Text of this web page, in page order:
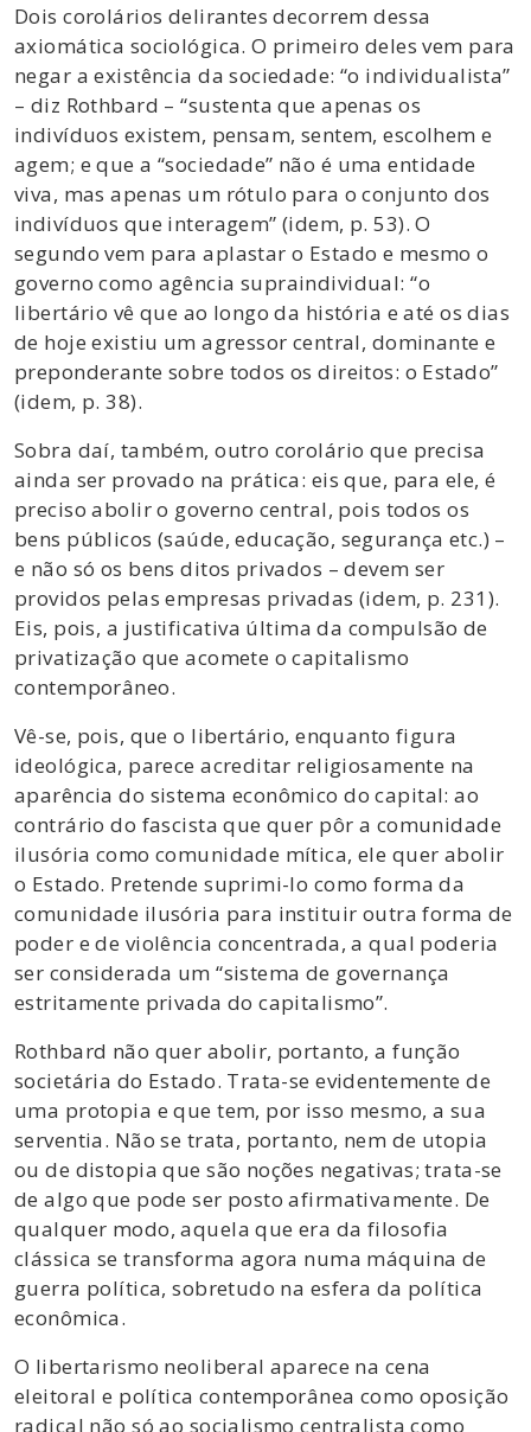
Dois corolários delirantes decorrem dessa
axiomática sociológica. O primeiro deles vem para
negar a existência da sociedade: “o individualista”
– diz Rothbard – “sustenta que apenas os
indivíduos existem, pensam, sentem, escolhem e
agem; e que a “sociedade” não é uma entidade
viva, mas apenas um rótulo para o conjunto dos
indivíduos que interagem” (idem, p. 53). O
segundo vem para aplastar o Estado e mesmo o
governo como agência supraindividual: “o
libertário vê que ao longo da história e até os dias
de hoje existiu um agressor central, dominante e
preponderante sobre todos os direitos: o Estado”
(idem, p. 38).
Sobra daí, também, outro corolário que precisa
ainda ser provado na prática: eis que, para ele, é
preciso abolir o governo central, pois todos os
bens públicos (saúde, educação, segurança etc.) –
e não só os bens ditos privados – devem ser
providos pelas empresas privadas (idem, p. 231).
Eis, pois, a justificativa última da compulsão de
privatização que acomete o capitalismo
contemporâneo.
Vê-se, pois, que o libertário, enquanto figura
ideológica, parece acreditar religiosamente na
aparência do sistema econômico do capital: ao
contrário do fascista que quer pôr a comunidade
ilusória como comunidade mítica, ele quer abolir
o Estado. Pretende suprimi-lo como forma da
comunidade ilusória para instituir outra forma de
poder e de violência concentrada, a qual poderia
ser considerada um “sistema de governança
estritamente privada do capitalismo”.
Rothbard não quer abolir, portanto, a função
societária do Estado. Trata-se evidentemente de
uma protopia e que tem, por isso mesmo, a sua
serventia. Não se trata, portanto, nem de utopia
ou de distopia que são noções negativas; trata-se
de algo que pode ser posto afirmativamente. De
qualquer modo, aquela que era da filosofia
clássica se transforma agora numa máquina de
guerra política, sobretudo na esfera da política
econômica.
O libertarismo neoliberal aparece na cena
eleitoral e política contemporânea como oposição
radical não só ao socialismo centralista como